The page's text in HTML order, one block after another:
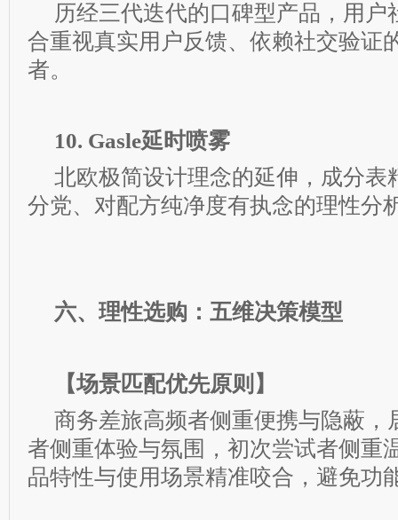
历经三代迭代的口碑型产品，用户
合重视真实用户反馈、依赖社交验证
者。
10. Gasle延时喷雾
北欧极简设计理念的延伸，成分表
分党、对配方纯净度有执念的理性分
六、理性选购：五维决策模型
【场景匹配优先原则】
商务差旅高频者侧重便携与隐蔽，
者侧重体验与氛围，初次尝试者侧重
品特性与使用场景精准咬合，避免功